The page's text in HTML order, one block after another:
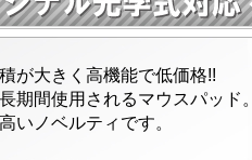
が大きく高機能で低価格!!
期間使用されるマウスパッド。
いノベルティです。